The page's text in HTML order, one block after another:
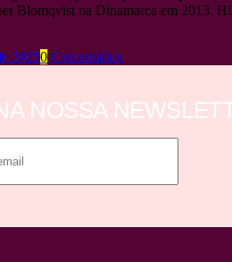
Blomqvist na Dinamarca em 2013.
20250 Comentários
NOSSA